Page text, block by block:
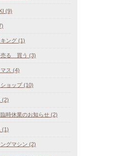
(9)
ング (1)
売る 買う (3)
ス (4)
ョップ (10)
(2)
時休業のお知らせ (2)
(1)
グマシン (2)